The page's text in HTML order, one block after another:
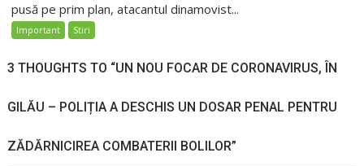
pusă pe prim plan, atacantul dinamovist...
Important Stiri
3 THOUGHTS TO “UN NOU FOCAR DE CORONAVIRUS, ÎN
GILĂU – POLIȚIA A DESCHIS UN DOSAR PENAL PENTRU
ZĂDĂRNICIREA COMBATERII BOLILOR”